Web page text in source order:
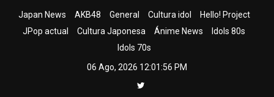
Japan News AKB48 General Cultura idol
Hello! Project
JPop actual
Cultura Japonesa Ánime News
Idols 80s
Idols 70s
06 Ago, 2026 12:01:57 PM